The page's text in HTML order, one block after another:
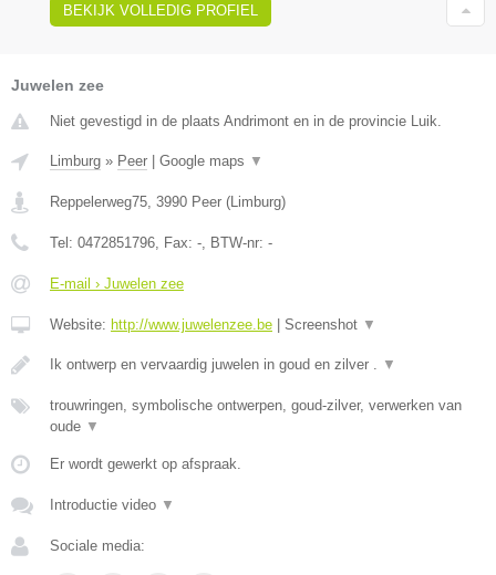
BEKIJK VOLLEDIG PROFIEL
Juwelen zee
Niet gevestigd in de plaats Andrimont en in de provincie Luik.
Limburg » Peer Google maps ▼
Reppelerweg75 3990 Peer ( Limburg)
Tel: 0472851796 , Fax: - , BTW-nr: -
E-mail › Juwelen zee
Website: http://www.juwelenzee.be Screenshot ▼
Ik ontwerp en vervaardig juwelen in goud en zilver . ▼
trouwringen, symbolische ontwerpen, goud-zilver, verwerken van
oude ▼
Er wordt gewerkt op afspraak.
Introductie video ▼
Sociale media: